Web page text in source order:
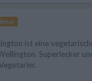
ist eine
Superlecker